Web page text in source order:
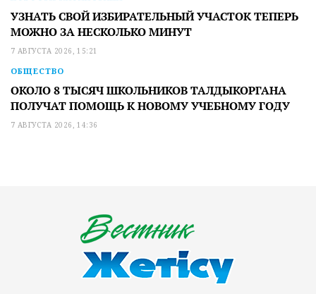
УЗНАТЬ СВОЙ ИЗБИРАТЕЛЬНЫЙ УЧАСТОК ТЕПЕРЬ
МОЖНО ЗА НЕСКОЛЬКО МИНУТ
7 АВГУСТА 2026, 15:21
ОБЩЕСТВО
ОКОЛО 8 ТЫСЯЧ ШКОЛЬНИКОВ ТАЛДЫКОРГАНА
ПОЛУЧАТ ПОМОЩЬ К НОВОМУ УЧЕБНОМУ ГОДУ
7 АВГУСТА 2026, 14:36